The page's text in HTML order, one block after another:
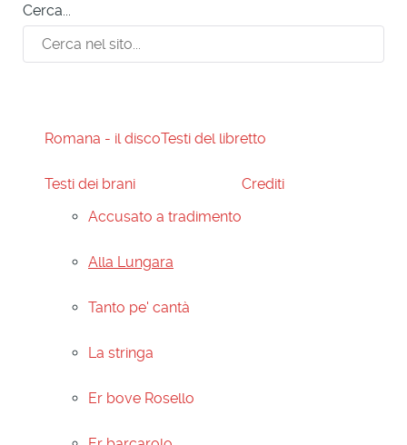
Cerca...
Romana - il discoTesti del libretto
Testi dei brani
Accusato a tradimento
Alla Lungara
Tanto pe' cantà
La stringa
Er bove Rosello
Crediti